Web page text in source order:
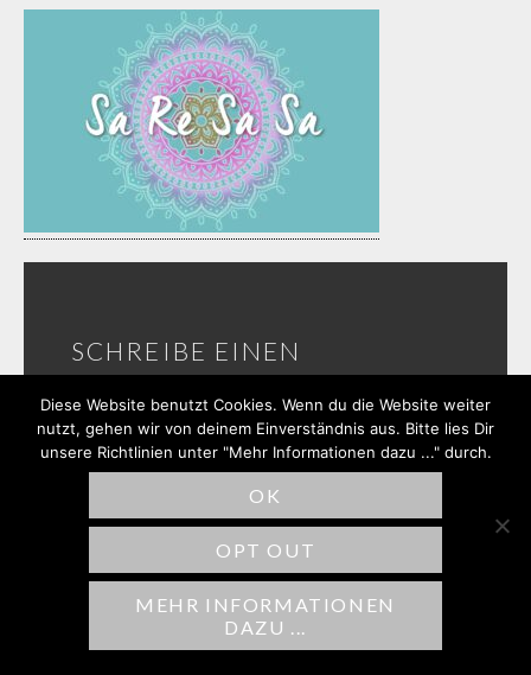
SCHREIBE EINEN
KOMMENTAR
Deine E-Mail-Adresse wird nicht
veröffentlicht. Erforderliche Felder sind
Diese Website benutzt Cookies. Wenn du die Website weiter
nutzt, gehen wir von deinem Einverständnis aus. Bitte lies Dir
unsere Richtlinien unter "Mehr Informationen dazu ..." durch.
OK
OPT OUT
MEHR INFORMATIONEN
DAZU ...